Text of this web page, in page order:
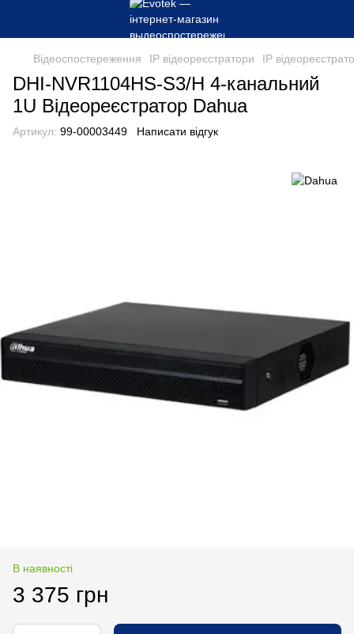
Відеоспостереження IP відеореєстратори IP
DHI-NVR1104HS-S3/H 4-канальний
1U Відеореєстратор Dahua
Артикул: 99-00003449 Написати відгук
В наявності
3 375 грн